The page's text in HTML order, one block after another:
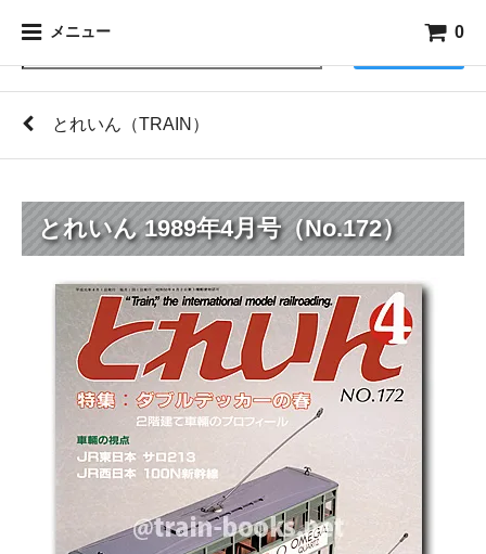
メニュー 0
とれいん（TRAIN）
とれいん 1989年4月号（No.172）